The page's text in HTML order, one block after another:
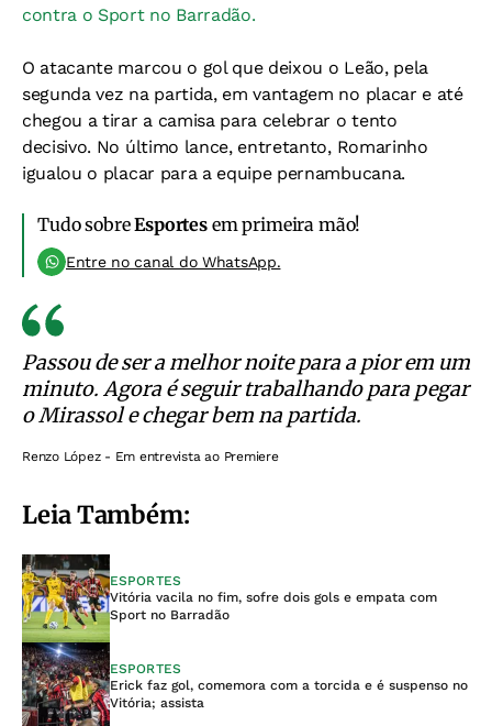
contra o Sport no Barradão.
O atacante marcou o gol que deixou o Leão, pela
segunda vez na partida, em vantagem no placar e até
chegou a tirar a camisa para celebrar o tento
decisivo. No último lance, entretanto, Romarinho
igualou o placar para a equipe pernambucana.
Tudo sobreEsportesem primeira mão!
Entre no canal do WhatsApp.
Passou de ser a melhor noite para a pior em um
minuto. Agora é seguir trabalhando para pegar
o Mirassol e chegar bem na partida.
Renzo López - Em entrevista ao Premiere
Leia Também:
ESPORTES
Vitória vacila no fim, sofre dois gols e empata com
Sport no Barradão
ESPORTES
Erick faz gol, comemora com a torcida e é suspenso no
Vitória; assista